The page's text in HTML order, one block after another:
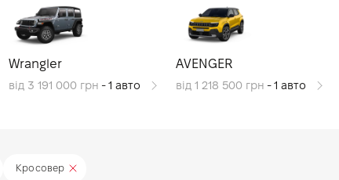
Wrangler
від 3 191 000 грн - 1 авто
AVENGER
від 1 218 500 грн - 1 авто
Кросовер